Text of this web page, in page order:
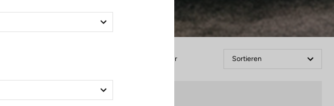
Filter Sortieren